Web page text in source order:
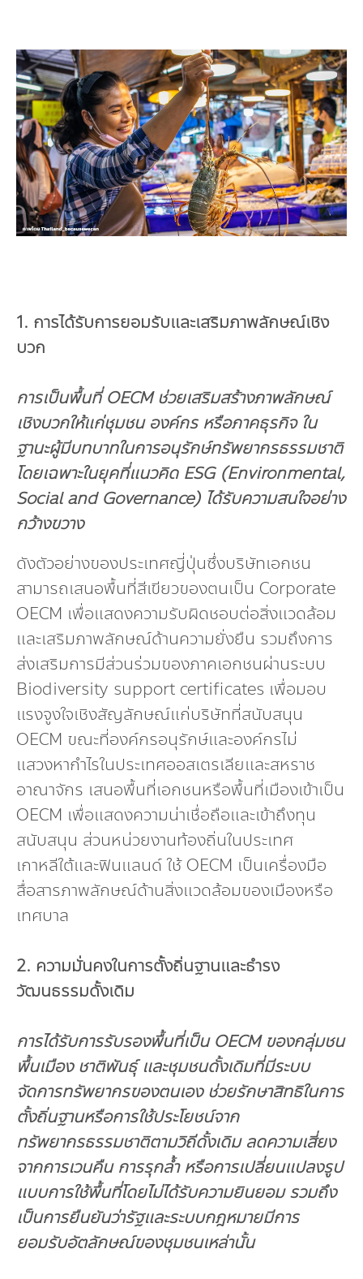
1. การได้รับการยอมรับและเสริมภาพลักษณ์เชิง
บวก
การเป็นพื้นที่OECM ช่วยเสริมสร้างภาพลักษณ์
เชิงบวกให้แก่ชุมชน องค์กร หรือภาคธุรกิจ ใน
ฐานะผู้มีบทบาทในการอนุรักษ์ทรัพยากรธรรมชาติ
โดยเฉพาะในยุคที่แนวคิด ESG (Environmental,
Social and Governance) ได้รับความสนใจอย่าง
กว้างขวาง
ดังตัวอย่างของประเทศญี่ปุ่นซึ่งบริษัทเอกชน
สามารถเสนอพื้นที่สีเขียวของตนเป็น Corporate
OECM เพื่อแสดงความรับผิดชอบต่อสิ่งแวดล้อม
และเสริมภาพลักษณ์ด้านความยั่งยืน รวมถึงการ
ส่งเสริมการมีส่วนร่วมของภาคเอกชนผ่านระบบ
Biodiversity support certificates เพื่อมอบ
แรงจูงใจเชิงสัญลักษณ์แก่บริษัทที่สนับสนุน
OECM ขณะที่องค์กรอนุรักษ์และองค์กรไม่
แสวงหากำไรในประเทศออสเตรเลียและสหราช
อาณาจักร เสนอพื้นที่เอกชนหรือพื้นที่เมืองเข้าเป็น
OECM เพื่อแสดงความน่าเชื่อถือและเข้าถึงทุน
สนับสนุน ส่วนหน่วยงานท้องถิ่นในประเทศ
เกาหลีใต้และฟินแลนด์ ใช้ OECM เป็นเครื่องมือ
สื่อสารภาพลักษณ์ด้านสิ่งแวดล้อมของเมืองหรือ
เทศบาล
2. ความมั่นคงในการตั้งถิ่นฐานและธำรง
วัฒนธรรมดั้งเดิม
การได้รับการรับรองพื้นที่เป็นOECM ของกลุ่มชน
พื้นเมือง ชาติพันธุ์ และชุมชนดั้งเดิมที่มีระบบ
จัดการทรัพยากรของตนเอง ช่วยรักษาสิทธิในการ
ตั้งถิ่นฐานหรือการใช้ประโยชน์จาก
ทรัพยากรธรรมชาติตามวิถีดั้งเดิม ลดความเสี่ยง
จากการเวนคืน การรุกล้ำ หรือการเปลี่ยนแปลงรูป
แบบการใช้พื้นที่โดยไม่ได้รับความยินยอม รวมถึง
เป็นการยืนยันว่ารัฐและระบบกฎหมายมีการ
ยอมรับอัตลักษณ์ของชุมชนเหล่านั้น